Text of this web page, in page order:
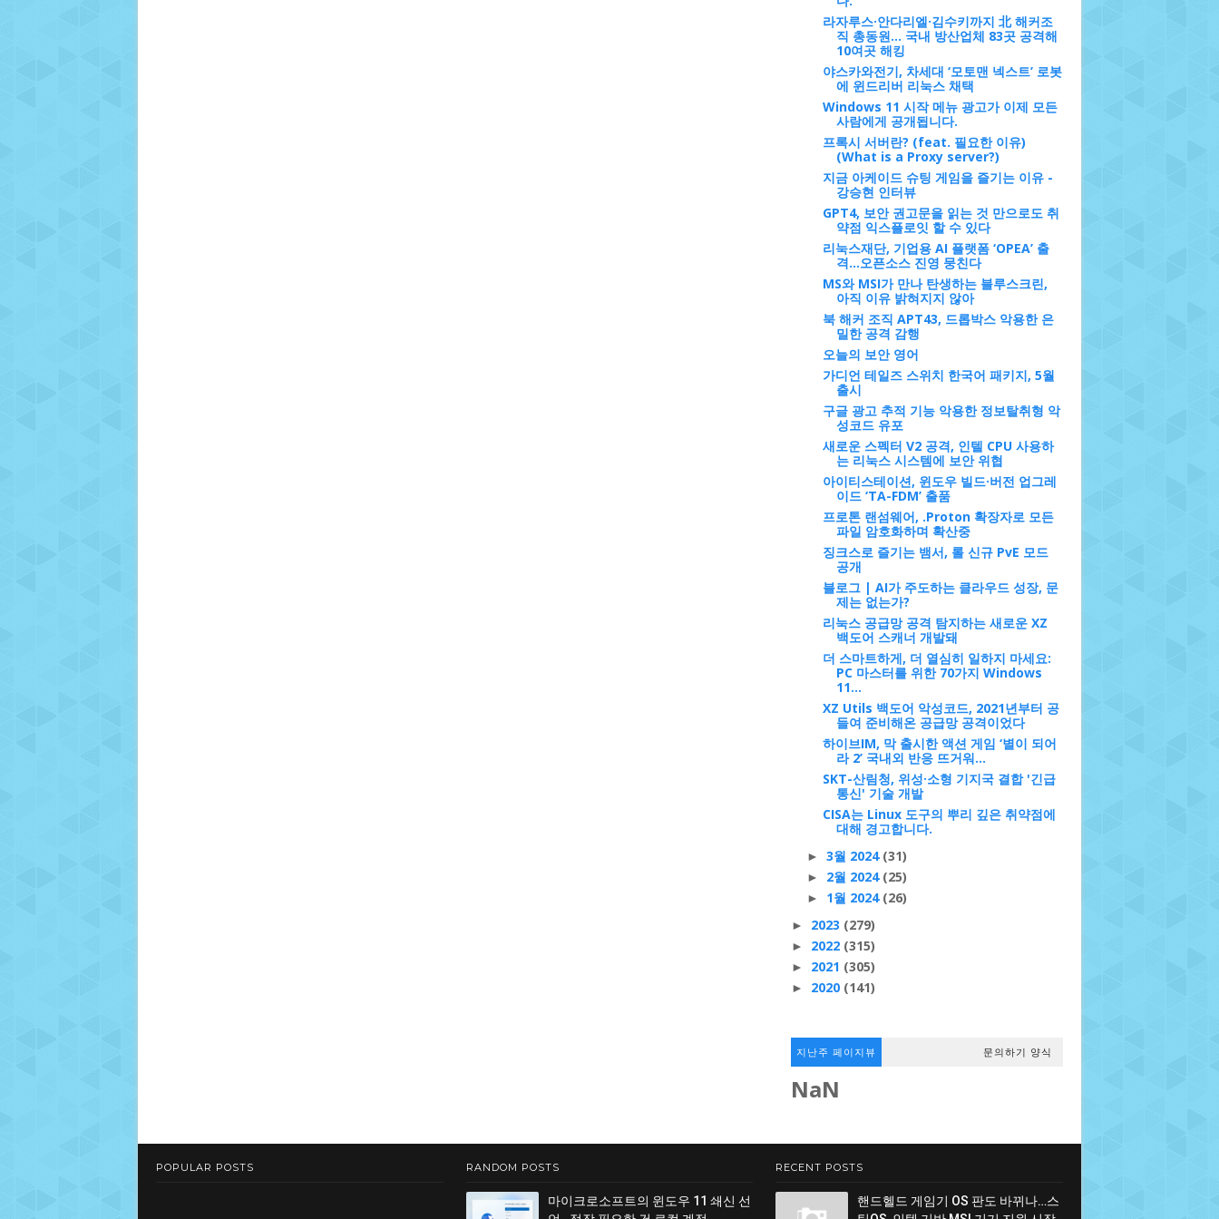
라자루스·안다리엘·김수키까지 北 해커조
직 총동원... 국내 방산업체 83곳 공격해
10여곳 해킹
야스카와전기, 차세대 ‘모토맨 넥스트’ 로봇
에 윈드리버 리눅스 채택
Windows 11 시작 메뉴 광고가 이제 모든
사람에게 공개됩니다.
프록시 서버란? (feat. 필요한 이유)
(What is a Proxy server?)
지금 아케이드 슈팅 게임을 즐기는 이유 -
강승현 인터뷰
GPT4, 보안 권고문을 읽는 것 만으로도 취
약점 익스플로잇 할 수 있다
리눅스재단, 기업용 AI 플랫폼 ‘OPEA’ 출
격…오픈소스 진영 뭉친다
MS와 MSI가 만나 탄생하는 블루스크린,
아직 이유 밝혀지지 않아
북 해커 조직 APT43, 드롭박스 악용한 은
밀한 공격 감행
오늘의 보안 영어
가디언 테일즈 스위치 한국어 패키지, 5월
출시
구글 광고 추적 기능 악용한 정보탈취형 악
성코드 유포
새로운 스펙터 V2 공격, 인텔 CPU 사용하
는 리눅스 시스템에 보안 위협
아이티스테이션, 윈도우 빌드·버전 업그레
이드 ‘TA-FDM’ 출품
프로톤 랜섬웨어, .Proton 확장자로 모든
파일 암호화하며 확산중
징크스로 즐기는 뱀서, 롤 신규 PvE 모드
공개
블로그 | AI가 주도하는 클라우드 성장, 문
제는 없는가?
리눅스 공급망 공격 탐지하는 새로운 XZ
백도어 스캐너 개발돼
더 스마트하게, 더 열심히 일하지 마세요:
PC 마스터를 위한 70가지 Windows
11...
XZ Utils 백도어 악성코드, 2021년부터 공
들여 준비해온 공급망 공격이었다
하이브IM, 막 출시한 액션 게임 ‘별이 되어
라 2’ 국내외 반응 뜨거워…
SKT-산림청, 위성·소형 기지국 결합 '긴급
통신' 기술 개발
CISA는 Linux 도구의 뿌리 깊은 취약점에
대해 경고합니다.
► 3월 2024 (31)
► 2월 2024 (25)
► 1월 2024 (26)
► 2023 (279)
► 2022 (315)
► 2021 (305)
► 2020 (141)
지난주 페이지뷰 문의하기 양식
NaN
POPULAR POSTS RANDOM POSTS
마이크로소프트의 윈도우 11 쇄신 선
RECENT POSTS
핸드헬드 게임기 OS 판도 바뀌나…스